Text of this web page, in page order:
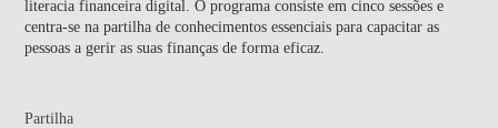
literacia financeira digital. O programa consiste em cinco sessões e
centra-se na partilha de conhecimentos essenciais para capacitar as
pessoas a gerir as suas finanças de forma eficaz.
Partilha